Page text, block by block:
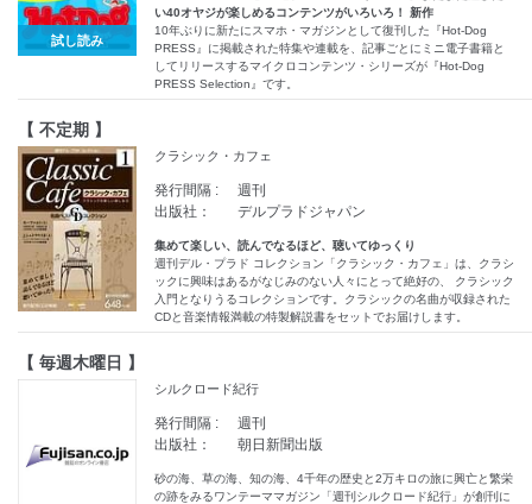
試し読み
い40オヤジが楽しめるコンテンツがいろいろ！ 新作
10年ぶりに新たにスマホ・マガジンとして復刊した『Hot-Dog
PRESS』に掲載された特集や連載を、記事ごとにミニ電子書籍と
してリリースするマイクロコンテンツ・シリーズが『Hot-Dog
PRESS Selection』です。
【 不定期 】
クラシック・カフェ
発行間隔 :
週刊
出版社：
デルプラドジャパン
集めて楽しい、読んでなるほど、聴いてゆっくり
週刊デル・プラド コレクション「クラシック・カフェ」は、クラシ
ックに興味はあるがなじみのない人々にとって絶好の、 クラシック
入門となりうるコレクションです。クラシックの名曲が収録された
CDと音楽情報満載の特製解説書をセットでお届けします。
【 毎週木曜日 】
シルクロード紀行
発行間隔 :
週刊
出版社：
朝日新聞出版
砂の海、草の海、知の海、4千年の歴史と2万キロの旅に興亡と繁栄
の跡をみるワンテーママガジン「週刊シルクロード紀行」が創刊に